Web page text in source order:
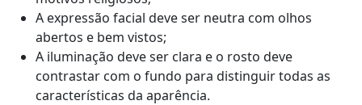
A expressão facial deve ser neutra com olhos
abertos e bem vistos;
A iluminação deve ser clara e o rosto deve
contrastar com o fundo para distinguir todas as
características da aparência.